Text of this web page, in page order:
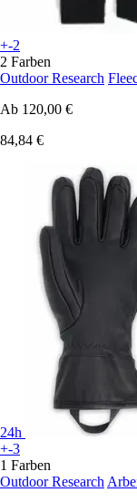
+-2
2 Farben
Outdoor Research
Ab 120,00 €
84,84 €
24h
+-3
1 Farben
Outdoor Research